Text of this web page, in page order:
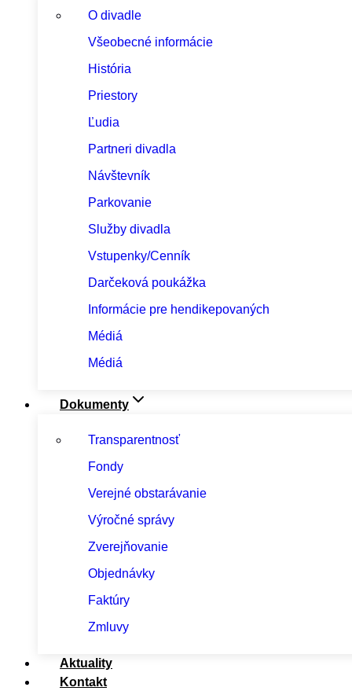
O divadle
Všeobecné informácie
História
Priestory
Ľudia
Partneri divadla
Návštevník
Parkovanie
Služby divadla
Vstupenky/Cenník
Darčeková poukážka
Informácie pre hendikepovaných
Médiá
Médiá
Dokumenty
Transparentnosť
Fondy
Verejné obstarávanie
Výročné správy
Zverejňovanie
Objednávky
Faktúry
Zmluvy
Aktuality
Kontakt